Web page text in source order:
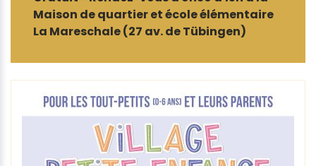
Maison de quartier et école élémentaire
La Mareschale (27 av. de Tübingen)